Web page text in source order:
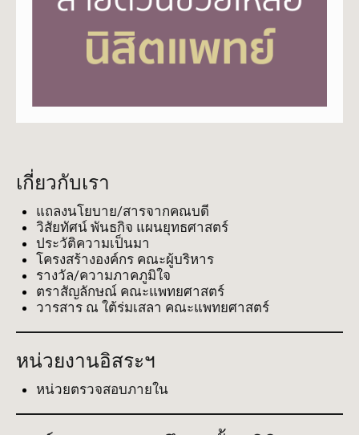
เกี่ยวกับเรา
แถลงนโยบาย/สารจากคณบดี
วิสัยทัศน์ พันธกิจ แผนยุทธศาสตร์
ประวัติความเป็นมา
โครงสร้างองค์กร คณะผู้บริหาร
รางวัล/ความภาคภูมิใจ
ตราสัญลักษณ์ คณะแพทยศาสตร์
วารสาร ณ ใต้ร่มเสลา คณะแพทยศาสตร์
หน่วยงานอิสระฯ
หน่วยตรวจสอบภายใน